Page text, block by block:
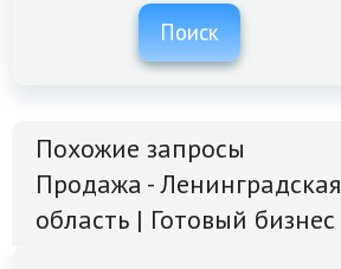
Поиск
Похожие запросы
Продажа - Ленинградская
область | Готовый бизнес